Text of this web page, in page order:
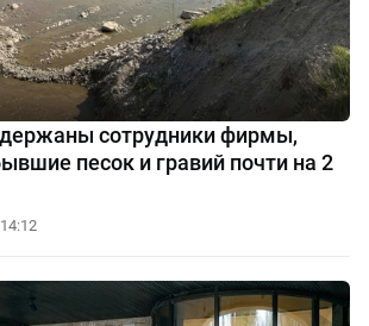
сотрудники фирмы,
песок и гравий почти на 2